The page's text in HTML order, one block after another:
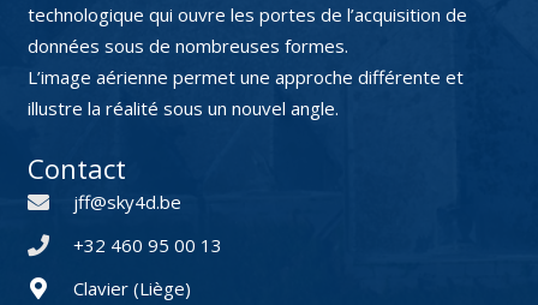
technologique qui ouvre les portes de l’acquisition de
données sous de nombreuses formes.
L’image aérienne permet une approche différente et
illustre la réalité sous un nouvel angle.
Contact
jff@sky4d.be
+32 460 95 00 13
Clavier (Liège)